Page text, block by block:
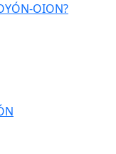
OION?